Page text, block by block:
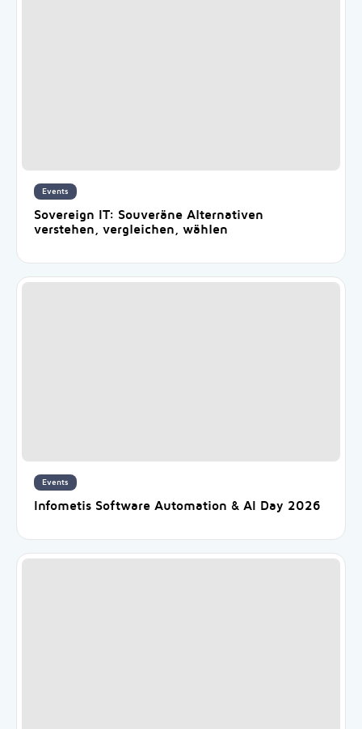
Events
Sovereign IT: Souveräne Alternativen
verstehen, vergleichen, wählen
Events
Infometis Software Automation & AI Day 2026